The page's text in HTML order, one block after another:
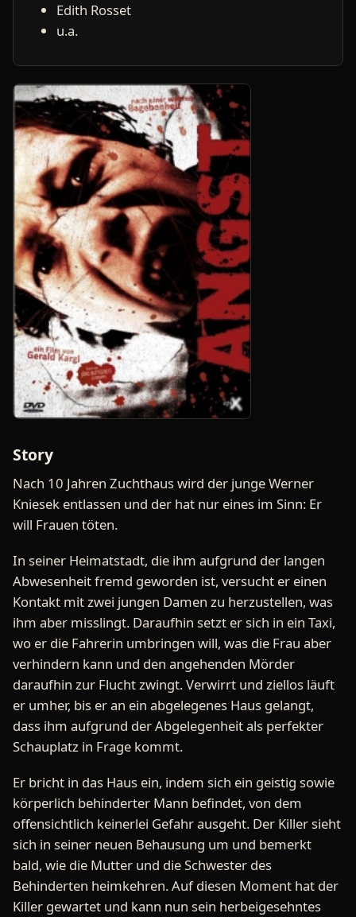
Edith Rosset
u.a.
Story
Nach 10 Jahren Zuchthaus wird der junge Werner
Kniesek entlassen und der hat nur eines im Sinn: Er
will Frauen töten.
In seiner Heimatstadt, die ihm aufgrund der langen
Abwesenheit fremd geworden ist, versucht er einen
Kontakt mit zwei jungen Damen zu herzustellen, was
ihm aber misslingt. Daraufhin setzt er sich in ein Taxi,
wo er die Fahrerin umbringen will, was die Frau aber
verhindern kann und den angehenden Mörder
daraufhin zur Flucht zwingt. Verwirrt und ziellos läuft
er umher, bis er an ein abgelegenes Haus gelangt,
dass ihm aufgrund der Abgelegenheit als perfekter
Schauplatz in Frage kommt.
Er bricht in das Haus ein, indem sich ein geistig sowie
körperlich behinderter Mann befindet, von dem
offensichtlich keinerlei Gefahr ausgeht. Der Killer sieht
sich in seiner neuen Behausung um und bemerkt
bald, wie die Mutter und die Schwester des
Behinderten heimkehren. Auf diesen Moment hat der
Killer gewartet und kann nun sein herbeigesehntes